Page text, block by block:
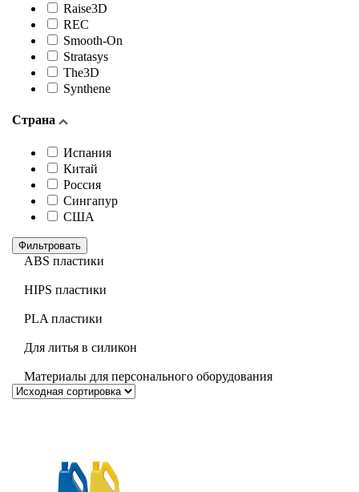
Raise3D
REC
Smooth-On
Stratasys
The3D
Synthene
Страна
Испания
Китай
Россия
Сингапур
США
Фильтровать
ABS пластики
HIPS пластики
PLA пластики
Для литья в силикон
Материалы для персонального оборудования